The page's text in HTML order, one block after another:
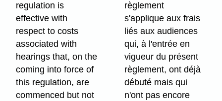
regulation is
effective with
respect to costs
associated with
hearings that, on the
coming into force of
this regulation, are
commenced but not
règlement
s'applique aux frais
liés aux audiences
qui, à l'entrée en
vigueur du présent
règlement, ont déjà
débuté mais qui
n'ont pas encore